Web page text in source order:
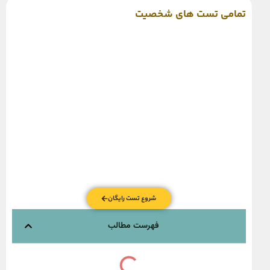
تمامی تست های شخصیت
شروع تست رایگان
فهرست مطالب